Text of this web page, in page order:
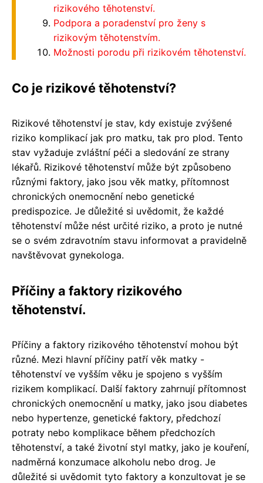
rizikového těhotenství.
Podpora a poradenství pro ženy s
rizikovým těhotenstvím.
Možnosti porodu při rizikovém těhotenství.
Co je rizikové těhotenství?
Rizikové těhotenství je stav, kdy existuje zvýšené
riziko komplikací jak pro matku, tak pro plod. Tento
stav vyžaduje zvláštní péči a sledování ze strany
lékařů. Rizikové těhotenství může být způsobeno
různými faktory, jako jsou věk matky, přítomnost
chronických onemocnění nebo genetické
predispozice. Je důležité si uvědomit, že každé
těhotenství může nést určité riziko, a proto je nutné
se o svém zdravotním stavu informovat a pravidelně
navštěvovat gynekologa.
Příčiny a faktory rizikového
těhotenství.
Příčiny a faktory rizikového těhotenství mohou být
různé. Mezi hlavní příčiny patří věk matky -
těhotenství ve vyšším věku je spojeno s vyšším
rizikem komplikací. Další faktory zahrnují přítomnost
chronických onemocnění u matky, jako jsou diabetes
nebo hypertenze, genetické faktory, předchozí
potraty nebo komplikace během předchozích
těhotenství, a také životní styl matky, jako je kouření,
nadměrná konzumace alkoholu nebo drog. Je
důležité si uvědomit tyto faktory a konzultovat je se